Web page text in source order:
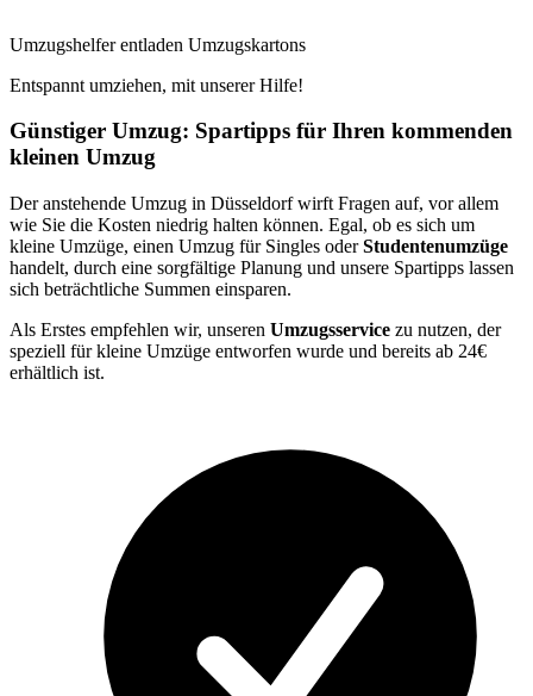
Umzugshelfer entladen Umzugskartons
Entspannt umziehen, mit unserer Hilfe!
Günstiger Umzug: Spartipps für Ihren kommenden
kleinen Umzug
Der anstehende Umzug in Düsseldorf wirft Fragen auf, vor allem
wie Sie die Kosten niedrig halten können. Egal, ob es sich um
kleine Umzüge, einen Umzug für Singles oderStudentenumzüge
handelt, durch eine sorgfältige Planung und unsere Spartipps lassen
sich beträchtliche Summen einsparen.
Als Erstes empfehlen wir, unseren Umzugsservice zu nutzen, der
speziell für kleine Umzüge entworfen wurde und bereits ab 24€
erhältlich ist.